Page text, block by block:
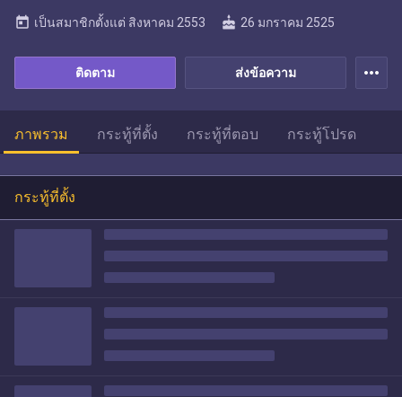
ส่งข้อความ
ติดตาม
today เป็นสมาชิกตั้งแต่ สิงหาคม 2553 cake 26 มกราคม 2525
more_horiz
ภาพรวม กระทู้ที่ตั้ง กระทู้ที่ตอบ กระทู้โปรด
กระทู้ที่ตั้ง